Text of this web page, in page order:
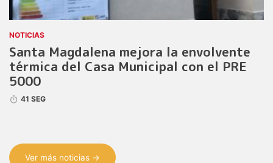
NOTICIAS
Santa Magdalena mejora la envolvente
térmica del Casa Municipal con el PRE
5000
41 SEG
Ver más noticias →